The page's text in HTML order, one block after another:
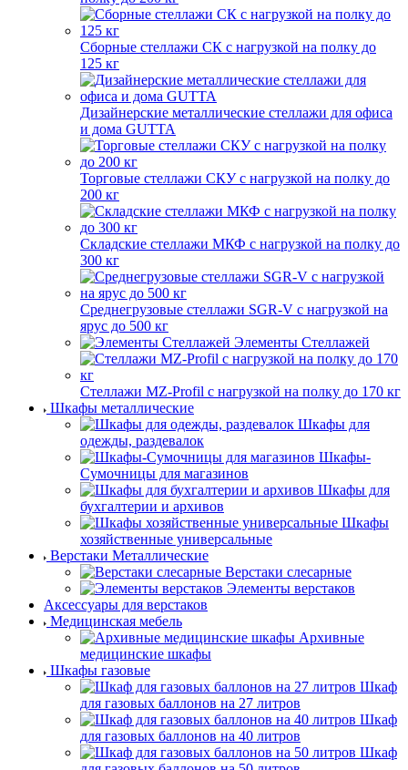
Сборные стеллажи СК с нагрузкой на полку до
125 кг
Дизайнерские металлические стеллажи для офиса
и дома GUTTA
Торговые стеллажи СКУ с нагрузкой на полку до
200 кг
Складские стеллажи МКФ с нагрузкой на полку до
300 кг
Среднегрузовые стеллажи SGR-V с нагрузкой на
ярус до 500 кг
Элементы Стеллажей
Стеллажи MZ-Profil с нагрузкой на полку до 170 кг
Шкафы металлические
Шкафы для
одежды, раздевалок
Шкафы-
Сумочницы для магазинов
Шкафы для
бухгалтерии и архивов
Шкафы
хозяйственные универсальные
Верстаки Металлические
Верстаки слесарные
Элементы верстаков
Аксессуары для верстаков
Медицинская мебель
Архивные
медицинские шкафы
Шкафы газовые
Шкаф
для газовых баллонов на 27 литров
Шкаф
для газовых баллонов на 40 литров
Шкаф